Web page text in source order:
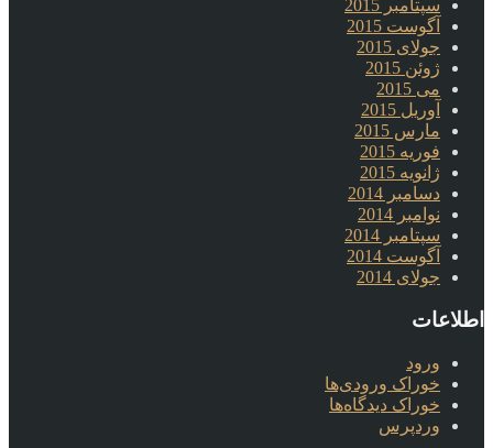
سپتامبر 2015
آگوست 2015
جولای 2015
ژوئن 2015
می 2015
آوریل 2015
مارس 2015
فوریه 2015
ژانویه 2015
دسامبر 2014
نوامبر 2014
سپتامبر 2014
آگوست 2014
جولای 2014
اطلاعات
ورود
خوراک ورودی‌ها
خوراک دیدگاه‌ها
وردپرس